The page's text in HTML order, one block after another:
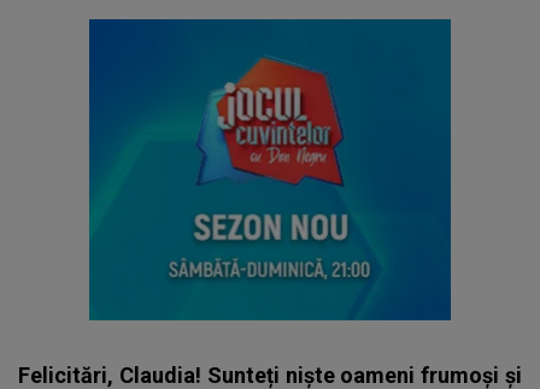
Felicitări, Claudia! Sunteți niște oameni frumoși și